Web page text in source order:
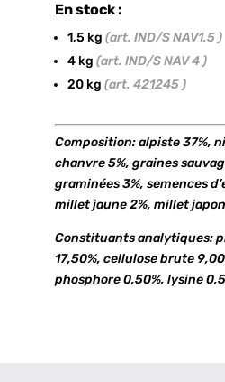
En stock :
1,5 kg (art. IND/S NAV1.5 )
4 kg (art. IND/S NAV 4 )
20 kg (art. 421245 )
Composition: alpiste 37%,
chanvre 5%, graines
graminées 3%, semences
millet jaune 2%, millet
Constituants analytiques:
17,50%, cellulose brute
phosphore 0,50%, lysine